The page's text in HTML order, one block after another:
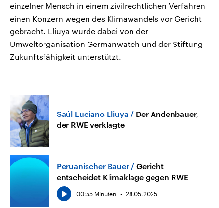
einzelner Mensch in einem zivilrechtlichen Verfahren
einen Konzern wegen des Klimawandels vor Gericht
gebracht. Lliuya wurde dabei von der
Umweltorganisation Germanwatch und der Stiftung
Zukunftsfähigkeit unterstützt.
Saúl Luciano Lliuya
Der Andenbauer,
der RWE verklagte
Peruanischer Bauer
Gericht
entscheidet Klimaklage gegen RWE
00:55 Minuten 28.05.2025